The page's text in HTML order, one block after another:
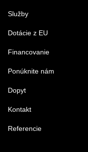
VÁŠ E-MAIL
VAŠA OTÁZKA K PRODUKTU
Odoslať
Služby
Dotácie z EU
Financovanie
Ponúknite nám
Dopyt
Kontakt
Referencie